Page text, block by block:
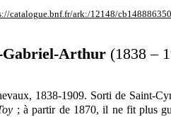
catalogue.bnf.fr/ark:/12148/cb148886350
Gabriel-Arthur (1838 –
1838-1909. Sorti de Saint-
; à partir de 1870, il ne fit plus